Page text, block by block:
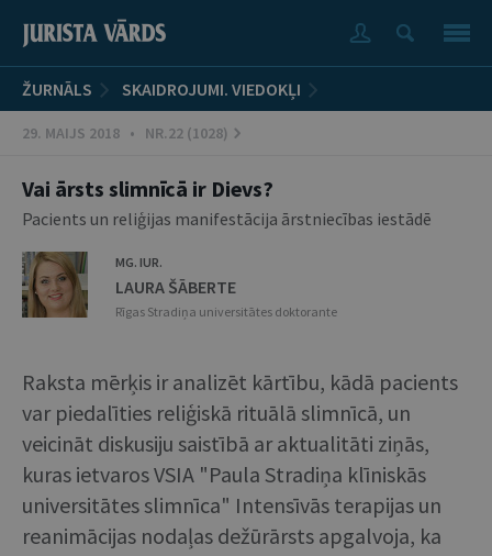
ŽURNĀLS SKAIDROJUMI. VIEDOKĻI
29. MAIJS 2018 • NR.22 (1028)
Vai ārsts slimnīcā ir Dievs?
Pacients un reliģijas manifestācija ārstniecības iestādē
MG. IUR.
LAURA ŠĀBERTE
Rīgas Stradiņa universitātes doktorante
Raksta mērķis ir analizēt kārtību, kādā pacients
var piedalīties reliģiskā rituālā slimnīcā, un
veicināt diskusiju saistībā ar aktualitāti ziņās,
kuras ietvaros VSIA "Paula Stradiņa klīniskās
universitātes slimnīca" Intensīvās terapijas un
reanimācijas nodaļas dežūrārsts apgalvoja, ka